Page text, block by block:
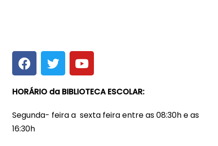
HORÁRIO da BIBLIOTECA ESCOLAR:
Segunda- feira a sexta feira entre as 08:30h e as
16:30h